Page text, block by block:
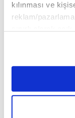
kılınması ve
reklam/
Ayarlar butonuna
Metnimizi
6698 sayılı
okumak ve